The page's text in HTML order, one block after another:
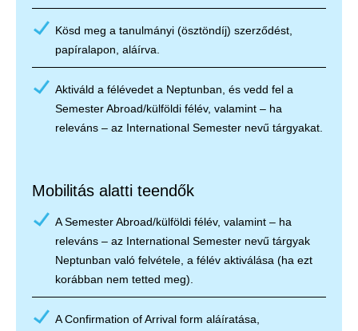
Kösd meg a tanulmányi (ösztöndíj) szerződést,
papíralapon, aláírva.
Aktiváld a félévedet a Neptunban, és vedd fel a
Semester Abroad/külföldi félév, valamint – ha
releváns – az International Semester nevű tárgyakat.
Mobilitás alatti teendők
A Semester Abroad/külföldi félév, valamint – ha
releváns – az International Semester nevű tárgyak
Neptunban való felvétele, a félév aktiválása (ha ezt
korábban nem tetted meg).
A Confirmation of Arrival form aláíratása,